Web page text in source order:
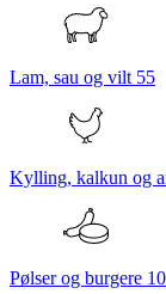
Lam, sau og vilt 55
Kylling, kalkun og
Pølser og burgere